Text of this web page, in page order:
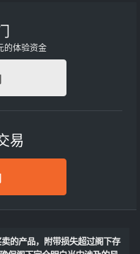
的体验资金
易
的产品，附带损失超过阁下存